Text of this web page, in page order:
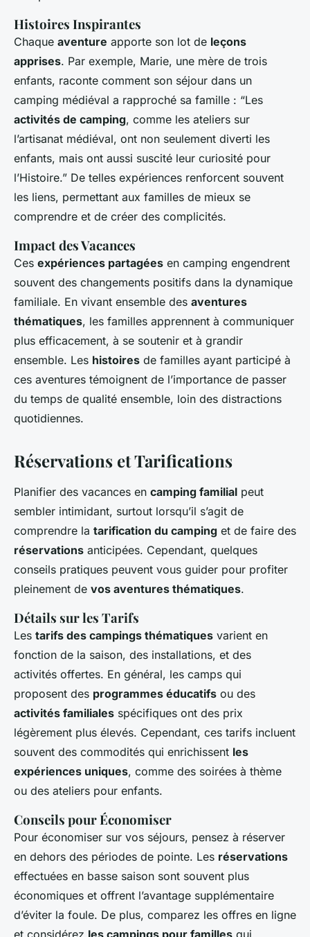
Histoires Inspirantes
Chaque aventure apporte son lot de leçons
apprises. Par exemple, Marie, une mère de trois
enfants, raconte comment son séjour dans un
camping médiéval a rapproché sa famille : “Les
activités de camping, comme les ateliers sur
l’artisanat médiéval, ont non seulement diverti les
enfants, mais ont aussi suscité leur curiosité pour
l’Histoire.” De telles expériences renforcent souvent
les liens, permettant aux familles de mieux se
comprendre et de créer des complicités.
Impact des Vacances
Ces expériences partagées en camping engendrent
souvent des changements positifs dans la dynamique
familiale. En vivant ensemble des aventures
thématiques, les familles apprennent à communiquer
plus efficacement, à se soutenir et à grandir
ensemble. Les histoires de familles ayant participé à
ces aventures témoignent de l’importance de passer
du temps de qualité ensemble, loin des distractions
quotidiennes.
Réservations et Tarifications
Planifier des vacances en camping familial peut
sembler intimidant, surtout lorsqu’il s’agit de
comprendre la tarification du camping et de faire des
réservations anticipées. Cependant, quelques
conseils pratiques peuvent vous guider pour profiter
pleinement de vos aventures thématiques.
Détails sur les Tarifs
Les tarifs des campings thématiques varient en
fonction de la saison, des installations, et des
activités offertes. En général, les camps qui
proposent des programmes éducatifs ou des
activités familiales spécifiques ont des prix
légèrement plus élevés. Cependant, ces tarifs incluent
souvent des commodités qui enrichissent les
expériences uniques, comme des soirées à thème
ou des ateliers pour enfants.
Conseils pour Économiser
Pour économiser sur vos séjours, pensez à réserver
en dehors des périodes de pointe. Les réservations
effectuées en basse saison sont souvent plus
économiques et offrent l’avantage supplémentaire
d’éviter la foule. De plus, comparez les offres en ligne